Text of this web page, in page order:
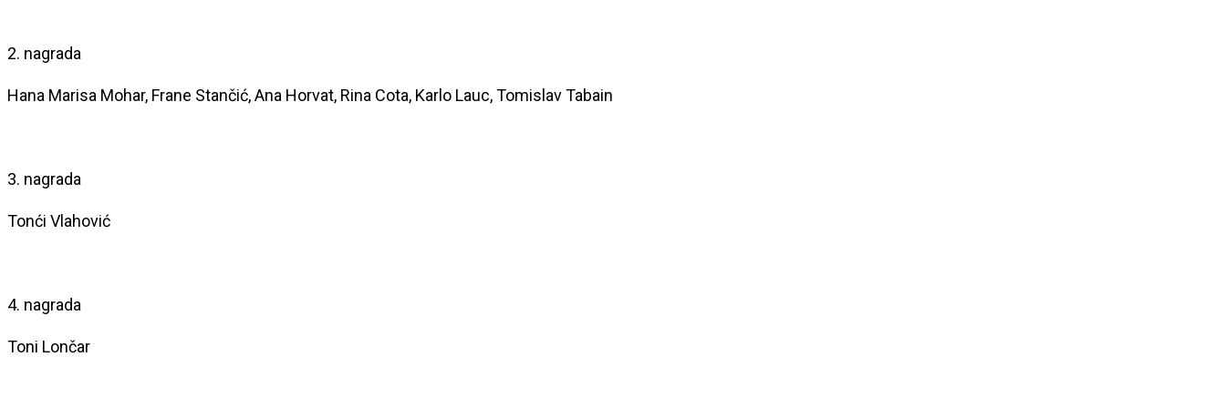
2. nagrada
Hana Marisa Mohar, Frane Stančić, Ana Horvat, Rina Cota, Karlo Lauc, Tomislav Tabain
3. nagrada
Tonći Vlahović
4. nagrada
Toni Lončar